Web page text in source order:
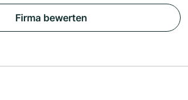
Firma bewerten